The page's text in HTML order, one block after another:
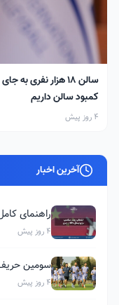
کمبود سالن داریم
4 روز پیش
آخرین اخبار
راهنمای
4 روز پیش
سومین
4 روز پیش